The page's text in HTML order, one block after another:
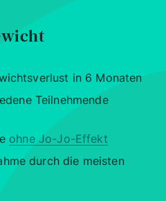
in 6 Monaten
Teilnehmende
ohne Jo-Jo-Effekt
durch die meisten